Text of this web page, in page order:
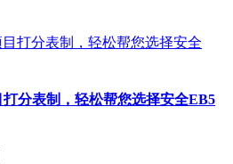
分表制，轻松帮您选择安全EB5